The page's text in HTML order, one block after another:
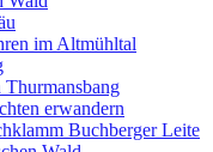
im Altmühltal
erwandern
Buchberger Leite